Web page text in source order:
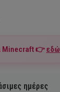
Minecraft👉εδώ
ημέρες